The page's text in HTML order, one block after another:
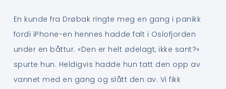
En kunde fra Drøbak ringte meg en gang i panikk
fordi iPhone-en hennes hadde falt i Oslofjorden
under en båttur. «Den er helt ødelagt, ikke sant?»
spurte hun. Heldigvis hadde hun tatt den opp av
vannet med en gang og slått den av. Vi fikk